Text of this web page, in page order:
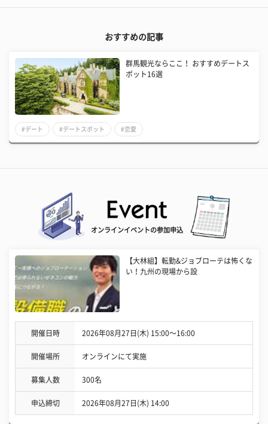
おすすめの記事
群馬観光ならここ！ おすすめデートス
ポット16選
#デート #デートスポット #恋愛
オンラインイベントの参加申込
【大林組】転勤&ジョブローテは怖くな
い！九州の現場から設
開催日時 2026年08月27日(木) 15:00〜16:00
開催場所 オンラインにて実施
募集人数 300名
申込締切 2026年08月27日(木) 14:00